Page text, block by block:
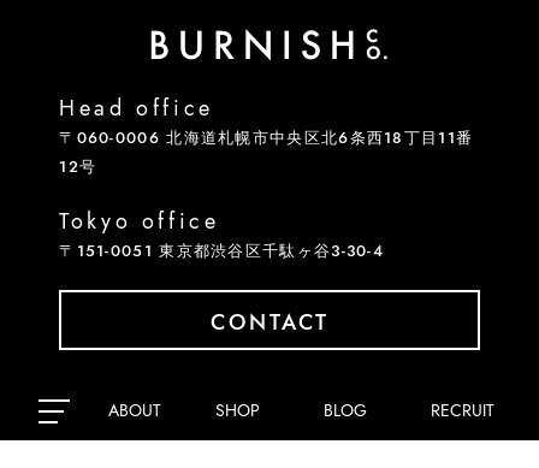
ABOUT SHOP BLOG RECRUIT
関連会社 en GABOT ICETACHE
Head office
〒060-0006 北海道札幌市中央区北6条西18丁目11番
12号
Tokyo office
〒151-0051 東京都渋谷区千駄ヶ谷3-30-4
CONTACT